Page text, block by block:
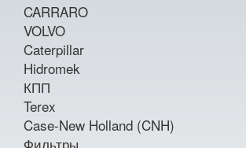
CARRARO
VOLVO
Caterpillar
Hidromek
КПП
Terex
Case-New Holland (CNH)
Фильтры